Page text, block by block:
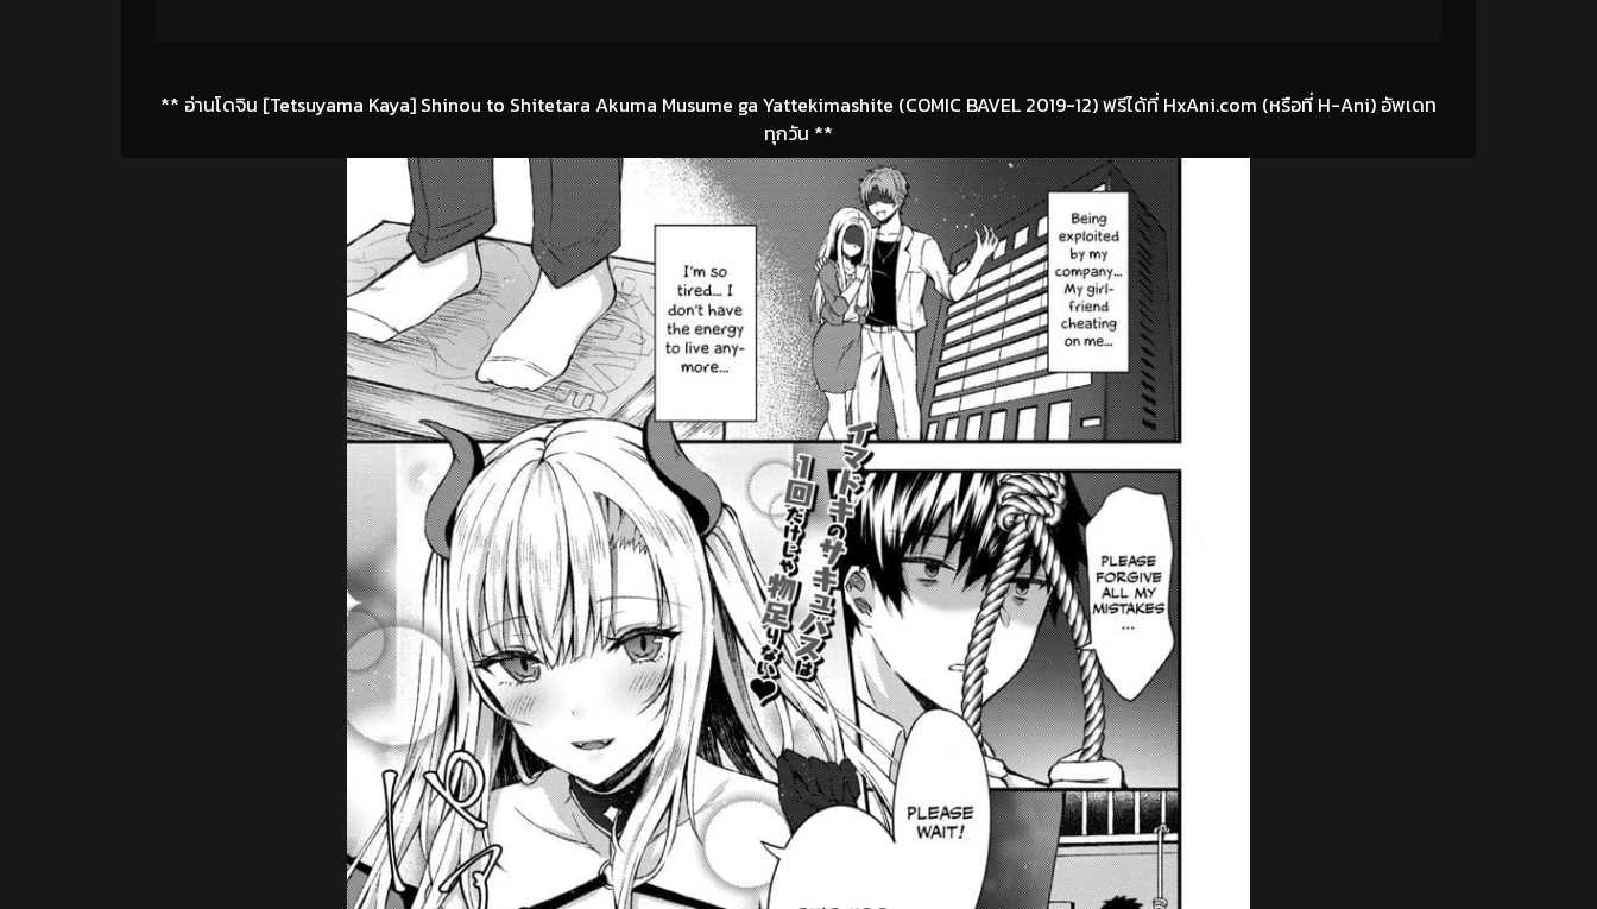
** อ่านโดจิน [Tetsuyama Kaya] Shinou to Shitetara Akuma Musume ga Yattekimashite (COMIC BAVEL 2019-12) ฟรีได้ที่ HxAni.com (หรือที่ H-Ani) อัพเดท
ทุกวัน **